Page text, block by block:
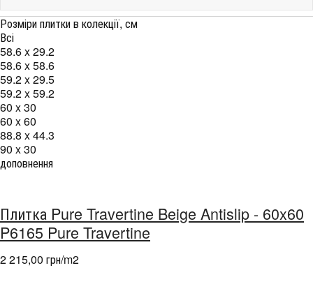
Розміри плитки в колекції, см
Всі
58.6 x 29.2
58.6 x 58.6
59.2 x 29.5
59.2 x 59.2
60 x 30
60 x 60
88.8 x 44.3
90 x 30
доповнення
Плитка Pure Travertine Beige Antislip - 60x60
P6165 Pure Travertine
2 215,00 грн/m2